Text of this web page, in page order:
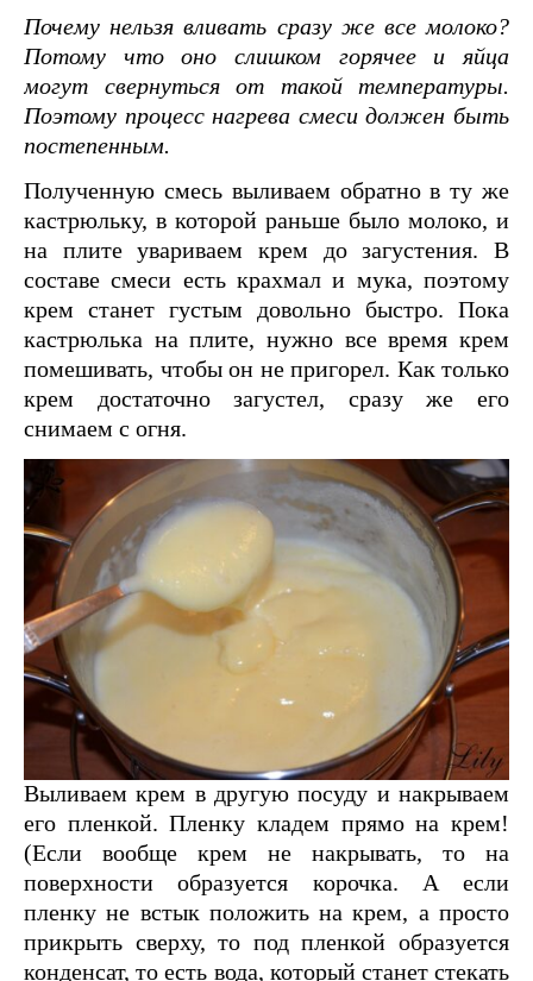
Почему нельзя вливать сразу же все молоко?
Потому что оно слишком горячее и яйца
могут свернуться от такой температуры.
Поэтому процесс нагрева смеси должен быть
постепенным.
Полученную смесь выливаем обратно в ту же
кастрюльку, в которой раньше было молоко, и
на плите увариваем крем до загустения. В
составе смеси есть крахмал и мука, поэтому
крем станет густым довольно быстро. Пока
кастрюлька на плите, нужно все время крем
помешивать, чтобы он не пригорел. Как только
крем достаточно загустел, сразу же его
снимаем с огня.
Выливаем крем в другую посуду и накрываем
его пленкой. Пленку кладем прямо на крем!
(Если вообще крем не накрывать, то на
поверхности образуется корочка. А если
пленку не встык положить на крем, а просто
прикрыть сверху, то под пленкой образуется
конденсат, то есть вода, который станет стекать